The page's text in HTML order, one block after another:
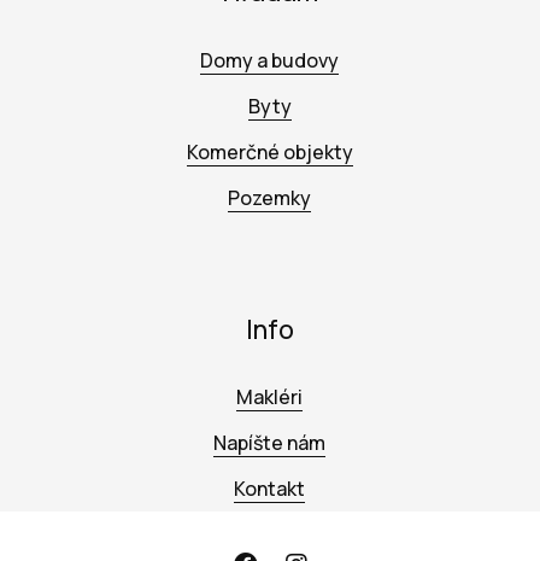
Domy a budovy
Byty
Komerčné objekty
Pozemky
Info
Makléri
Napíšte nám
Kontakt